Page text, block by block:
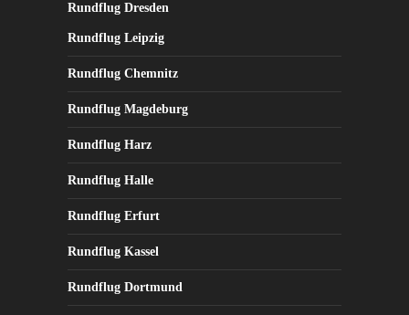
Rundflug Dresden
Rundflug Leipzig
Rundflug Chemnitz
Rundflug Magdeburg
Rundflug Harz
Rundflug Halle
Rundflug Erfurt
Rundflug Kassel
Rundflug Dortmund